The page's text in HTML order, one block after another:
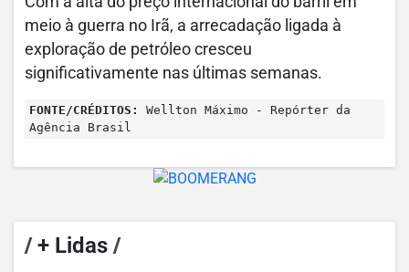
meio à guerra no Irã, a arrecadação ligada à
exploração de petróleo cresceu
significativamente nas últimas semanas.
FONTE/CRÉDITOS:
Wellton Máximo - Repórter da
Agência Brasil
/+ Lidas /